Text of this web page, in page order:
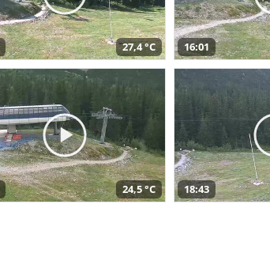
27,4 °C 16:01
24,5 °C 18:43